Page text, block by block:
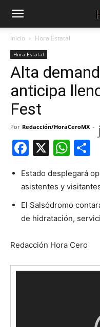
Inicio Hora Estatal
Hora Estatal
Alta
anticipa
Fest
Por Redacción/HoraCeroMX -
Facebook
X
Estado desplegará
asistentes y
El Salsódromo
de hidratación,
Redacción Hora Cero